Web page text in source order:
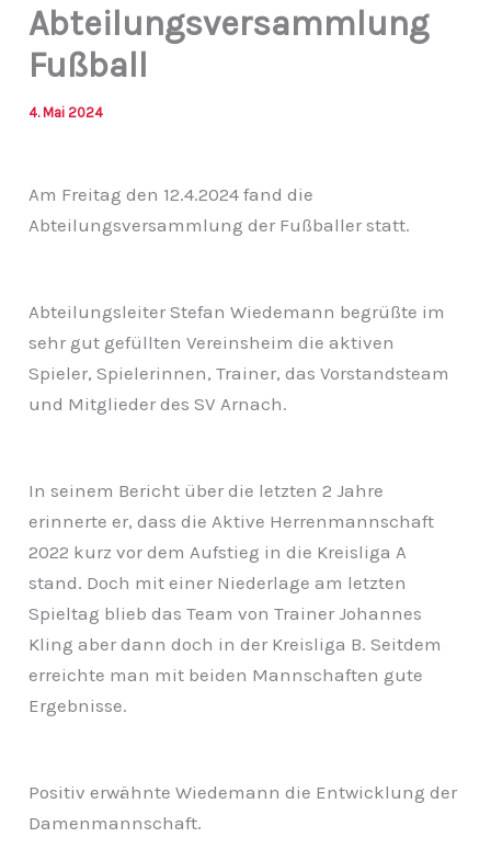
Abteilungsversammlung
Fußball
4. Mai 2024
Am Freitag den 12.4.2024 fand die
Abteilungsversammlung der Fußballer statt.
Abteilungsleiter Stefan Wiedemann begrüßte im
sehr gut gefüllten Vereinsheim die aktiven
Spieler, Spielerinnen, Trainer, das Vorstandsteam
und Mitglieder des SV Arnach.
In seinem Bericht über die letzten 2 Jahre
erinnerte er, dass die Aktive Herrenmannschaft
2022 kurz vor dem Aufstieg in die Kreisliga A
stand. Doch mit einer Niederlage am letzten
Spieltag blieb das Team von Trainer Johannes
Kling aber dann doch in der Kreisliga B. Seitdem
erreichte man mit beiden Mannschaften gute
Ergebnisse.
Positiv erwähnte Wiedemann die Entwicklung der
Damenmannschaft.